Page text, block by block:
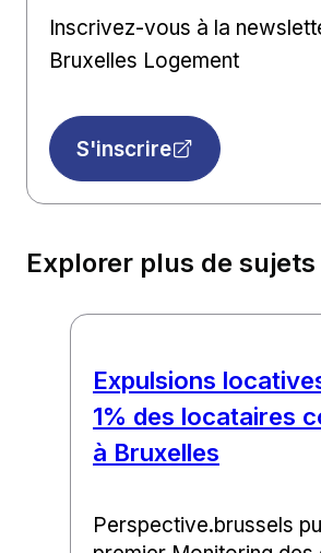
Inscrivez-vous à la
Bruxelles Logement
S'inscrire
Explorer plus de sujets
Expulsions
1% des locataires
à Bruxelles
Perspective.brussels